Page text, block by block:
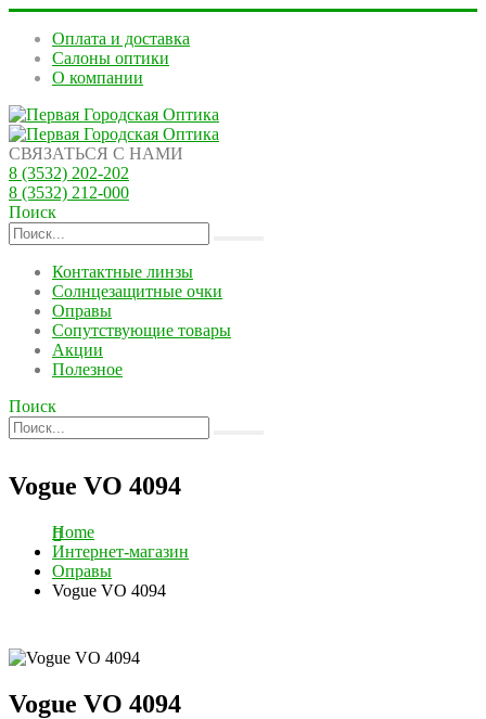
Оплата и доставка
Салоны оптики
О компании
СВЯЗАТЬСЯ С НАМИ
8 (3532) 202-202
8 (3532) 212-000
Поиск
Контактные линзы
Солнцезащитные очки
Оправы
Сопутствующие товары
Акции
Полезное
Поиск
Vogue VO 4094
Home
Интернет-магазин
Оправы
Vogue VO 4094
Vogue VO 4094